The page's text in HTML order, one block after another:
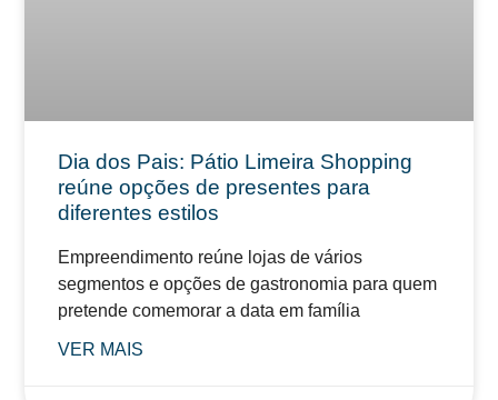
Dia dos Pais: Pátio Limeira Shopping
reúne opções de presentes para
diferentes estilos
Empreendimento reúne lojas de vários
segmentos e opções de gastronomia para quem
pretende comemorar a data em família
VER MAIS